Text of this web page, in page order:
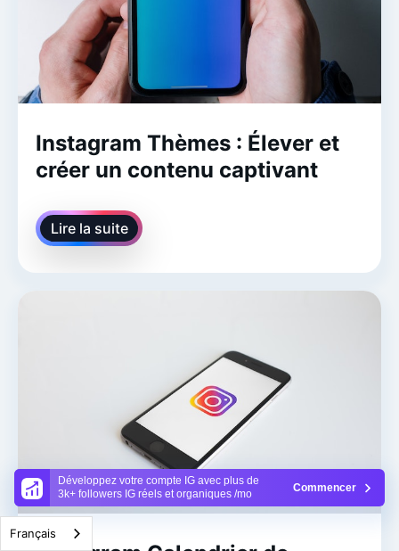
Développez votre compte IG avec plus de
3k+ followers IG réels et organiques /mo
Commencer
Instagram Thèmes : Élever et
créer un contenu captivant
Lire la suite
Français